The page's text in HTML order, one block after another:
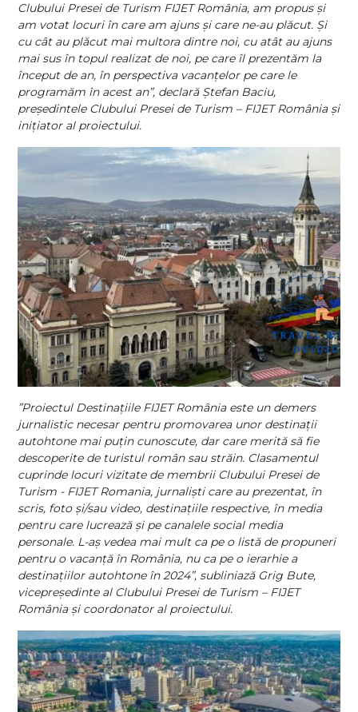
Clubului Presei de Turism FIJET România, am propus şi
am votat locuri în care am ajuns şi care ne-au plăcut. Şi
cu cât au plăcut mai multora dintre noi, cu atât au ajuns
mai sus în topul realizat de noi, pe care îl prezentăm la
început de an, în perspectiva vacanţelor pe care le
programăm în acest an”, declară Ștefan Baciu,
președintele Clubului Presei de Turism – FIJET România și
inițiator al proiectului.
”Proiectul Destinațiile FIJET România este un demers
jurnalistic necesar pentru promovarea unor destinații
autohtone mai puțin cunoscute, dar care merită să fie
descoperite de turistul român sau străin. Clasamentul
cuprinde locuri vizitate de membrii Clubului Presei de
Turism - FIJET Romania, jurnaliști care au prezentat, în
scris, foto și/sau video, destinațiile respective, în media
pentru care lucrează și pe canalele social media
personale. L-aș vedea mai mult ca pe o listă de propuneri
pentru o vacanță în România, nu ca pe o ierarhie a
destinațiilor autohtone în 2024”,subliniază Grig Bute,
vicepreședinte al Clubului Presei de Turism – FIJET
România și coordonator al proiectului.